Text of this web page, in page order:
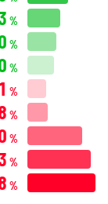
%
%
%
%
%
%
%
%